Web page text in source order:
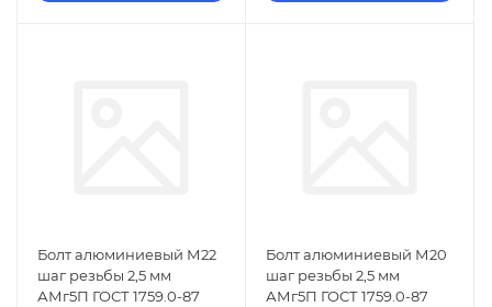
Болт алюминиевый М22
шаг резьбы 2,5 мм
АМг5П ГОСТ 1759.0-87
Болт алюминиевый М20
шаг резьбы 2,5 мм
АМг5П ГОСТ 1759.0-87